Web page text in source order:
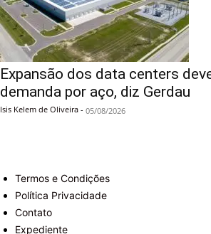
Expansão dos data centers
demanda por aço, diz Gerdau
Isis Kelem de Oliveira - 05/08/2026
Termos e Condições
Política Privacidade
Contato
Expediente